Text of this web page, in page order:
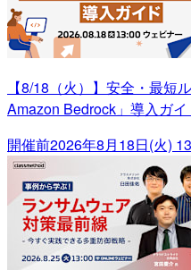
【8/18（火）】安全・最短
Amazon Bedrock」導入ガイ
開催前2026年8月18日(火)